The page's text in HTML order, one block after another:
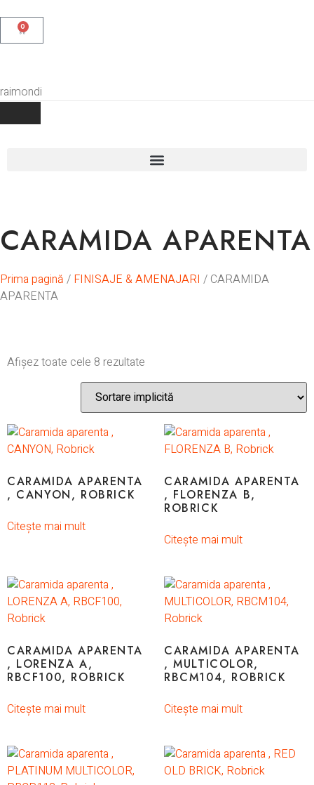
0
CARAMIDA APARENTA
Prima pagină / FINISAJE & AMENAJARI / CARAMIDA
APARENTA
Afișez toate cele 8 rezultate
CARAMIDA APARENTA
, CANYON, ROBRICK
Citește mai mult
CARAMIDA APARENTA
, FLORENZA B,
ROBRICK
Citește mai mult
CARAMIDA APARENTA
, LORENZA A,
RBCF100, ROBRICK
Citește mai mult
CARAMIDA APARENTA
, MULTICOLOR,
RBCM104, ROBRICK
Citește mai mult